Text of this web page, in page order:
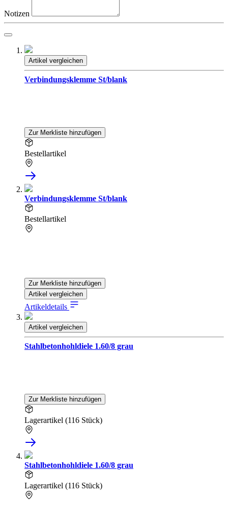
Notizen
Artikel vergleichen
Verbindungsklemme St/blank
Zur Merkliste hinzufügen
Bestellartikel
Verbindungsklemme St/blank
Bestellartikel
Zur Merkliste hinzufügen
Artikel vergleichen
Artikeldetails
Artikel vergleichen
Stahlbetonhohldiele 1.60/8 grau
Zur Merkliste hinzufügen
Lagerartikel (116 Stück)
Stahlbetonhohldiele 1.60/8 grau
Lagerartikel (116 Stück)